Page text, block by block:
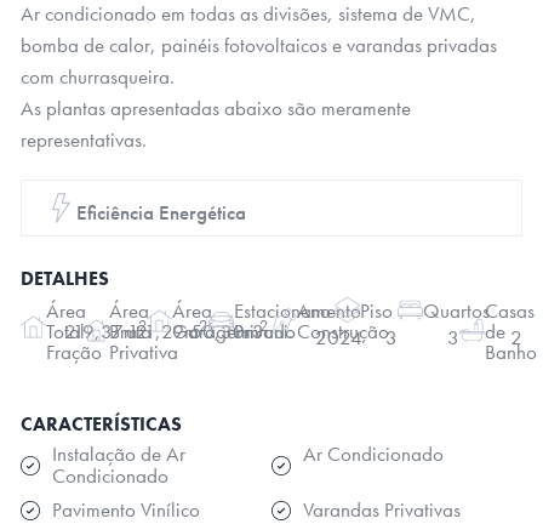
Ar condicionado em todas as divisões, sistema de VMC,
bomba de calor, painéis fotovoltaicos e varandas privadas
com churrasqueira.
As plantas apresentadas abaixo são meramente
representativas.
Eficiência Energética
DETALHES
Área
Total
Fração
219,37m2
Área
Bruta
Privativa
121,29m2
Área
Garagem
50,30m2
Estacionamento
Privado
3uni.
Ano
Construção
2024
Piso
3
Quartos
3
Casas
de
Banho
2
CARACTERÍSTICAS
Instalação de Ar
Condicionado
Ar Condicionado
Pavimento Vinílico
Varandas Privativas